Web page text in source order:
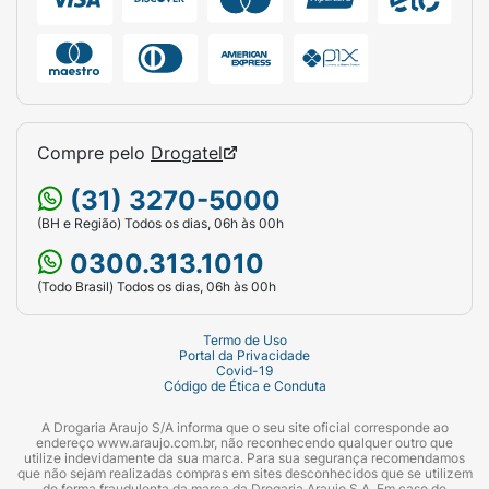
RISCOS DO
alérgicas a qualquer componente deste produto
ou a outros medicamentos da mesma classe do
besilato de anlodipino (diidropiridinas) e durante
a gravidez.
Precauções:Hipotensão (queda da pressão
arterial): no começo do tratamento com
OlmetecANLO deve-se ter atenção quanto ao
risco de se sentir tontura; se isso acontecer deve-
se informar ao médico.
Insuficiência cardíaca:em geral, medicamentos
que contém substâncias como o besilato de
Compre pelo Drogatel
(31) 3270-5000
(BH e Região) Todos os dias, 06h às 00h
0300.313.1010
(Todo Brasil) Todos os dias, 06h às 00h
Termo de Uso
Portal da Privacidade
Covid-19
Código de Ética e Conduta
A Drogaria Araujo S/A informa que o seu site oficial corresponde ao
endereço www.araujo.com.br, não reconhecendo qualquer outro que
utilize indevidamente da sua marca. Para sua segurança recomendamos
que não sejam realizadas compras em sites desconhecidos que se utilizem